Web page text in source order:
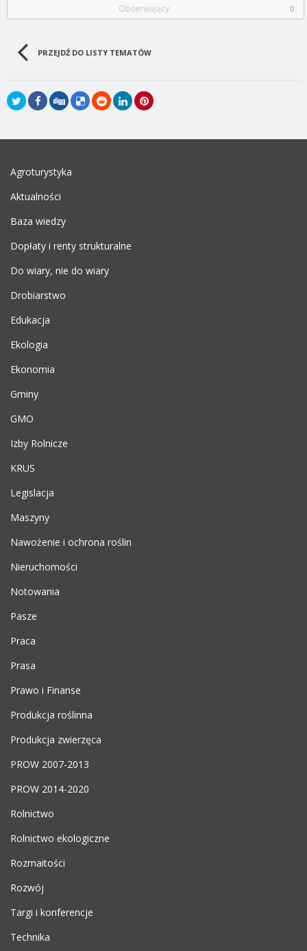
Obserwujący 0
PRZEJDŹ DO LISTY TEMATÓW
Agroturystyka
Aktualności
Baza wiedzy
Dopłaty i renty strukturalne
Do wiary, nie do wiary
Drobiarstwo
Edukacja
Ekologia
Ekonomia
Gminy
GMO
Izby Rolnicze
KRUS
Legislacja
Maszyny
Nawożenie i ochrona roślin
Nieruchomości
Notowania
Pasze
Praca
Prasa
Prawo i Finanse
Produkcja roślinna
Produkcja zwierzęca
PROW 2007-2013
PROW 2014-2020
Rolnictwo
Rolnictwo ekologiczne
Rozmaitości
Rozwój
Targi i konferencje
Technika